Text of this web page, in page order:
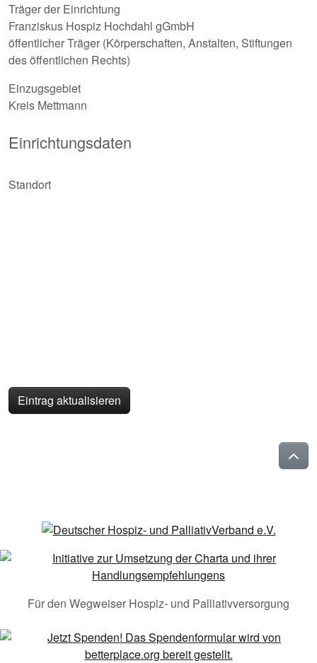
Träger der Einrichtung
Franziskus Hospiz Hochdahl gGmbH
öffentlicher Träger (Körperschaften, Anstalten, Stiftungen
des öffentlichen Rechts)
Einzugsgebiet
Kreis Mettmann
Einrichtungsdaten
Standort
Eintrag aktualisieren
Für den Wegweiser Hospiz- und Palliativversorgung